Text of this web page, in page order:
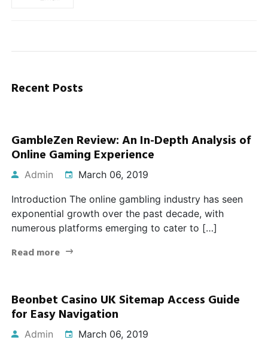
Recent Posts
GambleZen Review: An In-Depth Analysis of
Online Gaming Experience
Admin March 06, 2019
Introduction The online gambling industry has seen
exponential growth over the past decade, with
numerous platforms emerging to cater to […]
Read more
Beonbet Casino UK Sitemap Access Guide
for Easy Navigation
Admin March 06, 2019